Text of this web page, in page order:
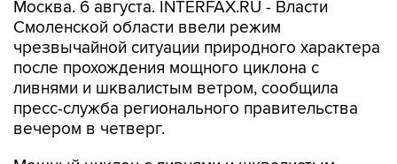
чрезвычайной ситуации природного характера
после прохождения мощного циклона с
ливнями и шквалистым ветром, сообщила
пресс-служба регионального правительства
вечером в четверг.
Мощный циклон с ливнями и шквалистым